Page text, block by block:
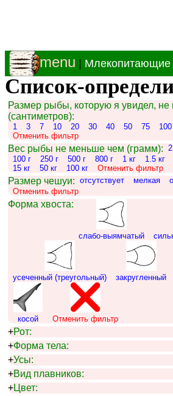
menu Млекопитающие
Список-
Размер рыбы, которую я увидел,
(сантиметров):
1 3 7 10 20 30 40 50 75 100
Отменить фильтр
Вес рыбы не меньше чем (грамм):
100 г
250 г 500 г 800 г 1 кг 1.5 кг
15 кг
50 кг 100 кг Отменить фильтр
Размер чешуи: отсутствует мелкая
Отменить фильтр
Форма хвоста:
слабо-выямчатый
усеченный (треугольный) закругленный
косой Отменить фильтр
+Рот:
+Форма тела:
+Усы:
+Вид плавников:
+Цвет: